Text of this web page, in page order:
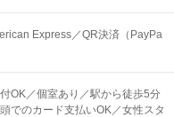
Express／QR決済（PayPa
OK／個室あり／駅から徒歩5分
でのカード支払いOK／女性スタ